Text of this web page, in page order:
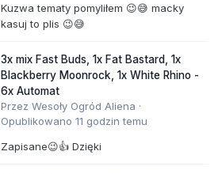
Kuzwa tematy pomyliłem 😉😅 macky
kasuj to plis 😉😅
3x mix Fast Buds, 1x Fat Bastard, 1x
Blackberry Moonrock, 1x White Rhino -
6x Automat
Przez Wesoły Ogród Aliena ·
Opublikowano 11 godzin temu
Zapisane😉👍 Dzięki